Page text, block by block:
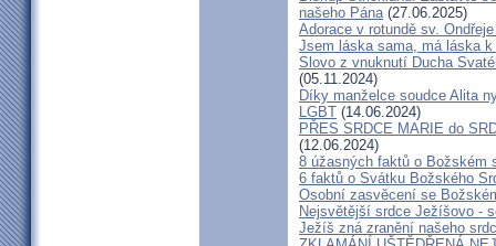
našeho Pána(27.06.2025)
Adorace v rotundě sv.
Jsem láska sama, má láska
Slovo z vnuknutí Ducha
(05.11.2024)
Díky manželce soudce Alita
LGBT (14.06.2024)
PŘES SRDCE MARIE do
(12.06.2024)
8 úžasných faktů o Božském
6 faktů o Svátku Božského
Osobní zasvěcení se
Nejsvětější srdce Ježíšovo -
Ježíš zná zranění našeho